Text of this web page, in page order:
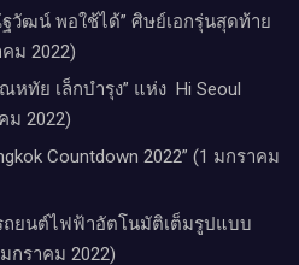
วัฒน์ พอใช้ได้” ศิษย์เอกรุ่นสุดท้าย
ม 2022)
ทัย เล็กบำรุง” แห่ง Hi Seoul
ม 2022)
Countdown 2022” (1 มกราคม
ถยนต์ไฟฟ้าอัตโนมัติเต็มรูปแบบ
กราคม 2022)